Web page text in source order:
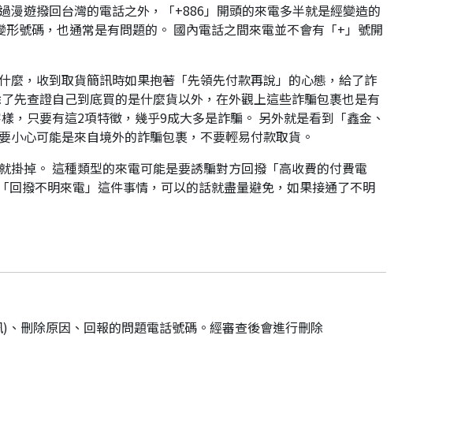
遊撥回台灣的電話之外，「+886」開頭的來電多半就是經變造的
號碼，也通常是有問題的。 國內電話之間來電並不會有「+」號開
，收到取貨簡訊時如果抱著「先領先付款再說」的心態，給了詐
先查證自己到底買的是什麼貨以外，在外觀上這些詐騙包裹也是有
只要有這2項特徵，幾乎9成大多是詐騙。 另外就是看到「鑫金、
心可能是來自境外的詐騙包裹，不要輕易付款取貨。
掛掉。 這種類型的來電可能是要誘騙對方回撥「高收費的付費電
撥不明來電」這件事情，可以的話就盡量避免，如果接通了不明
)、刪除原因、回報的問題電話號碼。經審查後會進行刪除